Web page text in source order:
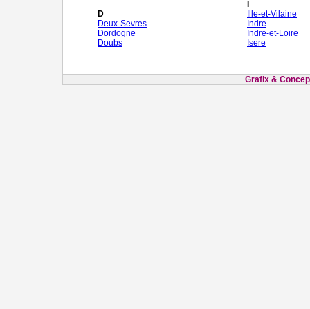
D
Deux-Sevres
Dordogne
Doubs
Ille-et-Vilaine
Indre
Indre-et-Loire
Isere
Grafix &